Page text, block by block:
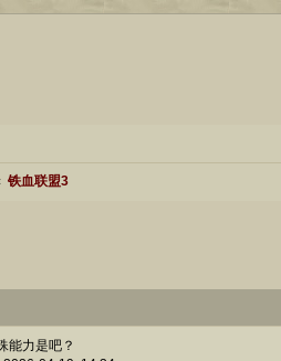
铁血联盟3
能力是吧？